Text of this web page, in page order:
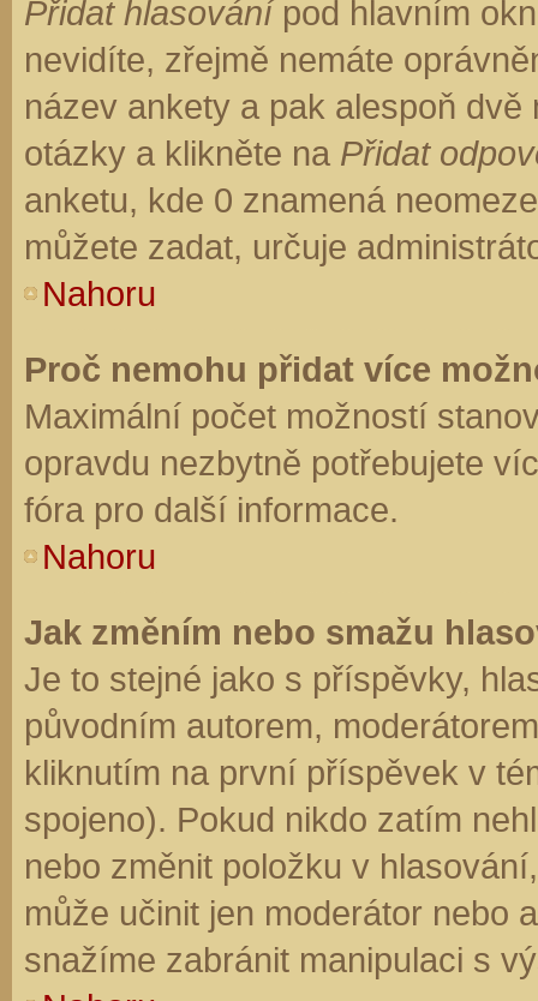
Přidat hlasovánípod hlavním
nevidíte, zřejmě nemáte
název ankety a pak alespoň
otázky a klikněte na Přidat
anketu, kde 0 znamená
můžete zadat, určuje
Nahoru
Proč nemohu přidat více
Maximální počet možností
opravdu nezbytně potřebujete
fóra pro další informace.
Nahoru
Jak změním nebo smažu
Je to stejné jako s příspěvky,
původním autorem,
kliknutím na první příspěvek v
spojeno). Pokud nikdo zatím
nebo změnit položku v
může učinit jen moderátor nebo
snažíme zabránit manipulaci s